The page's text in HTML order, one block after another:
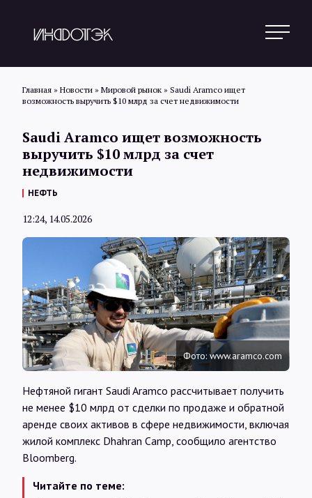
Новости
Обзоры
Интервью
Карты
О нас
Главная » Новости » Мировой рынок » Saudi Aramco ищет
возможность выручить $10 млрд за счет недвижимости
Saudi Aramco ищет возможность
выручить $10 млрд за счет
недвижимости
НЕФТЬ
12:24, 14.05.2026
Фото: www.aramco.com
Нефтяной гигант Saudi Aramco рассчитывает получить
не менее $10 млрд от сделки по продаже и обратной
аренде своих активов в сфере недвижимости, включая
жилой комплекс Dhahran Camp, сообщило агентство
Bloomberg.
Читайте по теме: